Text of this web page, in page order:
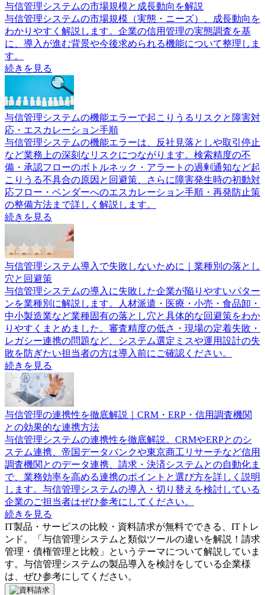
与信管理システムの市場規模と成長動向を解説
与信管理システムの市場規模（実態・ニーズ）、成長動向を
わかりやすく解説します。企業の信用管理の実態調査を基
に、導入が進む背景や今後求められる機能について整理しま
す。
続きを見る
与信管理システムの機能エラーで起こりうるリスクと障害対
応・エスカレーション手順
与信管理システムの機能エラーは、反社見落としや取引停止
など業務上の深刻なリスクにつながります。検索精度の不
備・承認フローのボトルネック・アラートの過剰通知など起
こりうる不具合の原因と回避策、さらに障害発生時の初動対
応フロー・ベンダーへのエスカレーション手順・再発防止策
の整備方法まで詳しく解説します。
続きを見る
与信管理システム導入で失敗しないために｜業種別の落とし
穴と回避策
与信管理システムの導入に失敗した企業が陥りやすいパター
ンを業種別に解説します。人材派遣・医療・小売・食品卸・
中小製造業など業種固有の落とし穴と具体的な回避策をわか
りやすくまとめました。審査精度の低さ・現場の定着失敗・
レガシー連携の問題など、システム選定ミスや運用設計の失
敗を防ぎたい担当者の方は導入前にご確認ください。
続きを見る
与信管理の連携性を徹底解説｜CRM・ERP・信用調査機関
との効果的な連携方法
与信管理システムの連携性を徹底解説。CRMやERPとのシ
ステム連携、帝国データバンクや東京商工リサーチなど信用
調査機関とのデータ連携、請求・決済システムとの自動化ま
で、業務効率を高める連携のポイントと選び方を詳しく説明
します。与信管理システムの導入・切り替えを検討している
企業のご担当者はぜひ参考にしてください。
続きを見る
IT製品・サービスの比較・資料請求が無料でできる、ITトレ
ンド。「 与信管理システムと類似ツールの違いを解説！請求
管理・債権管理と比較 」というテーマについて解説していま
す。 与信管理システムの製品導入を検討をしている企業様
は、ぜひ参考にしてください。